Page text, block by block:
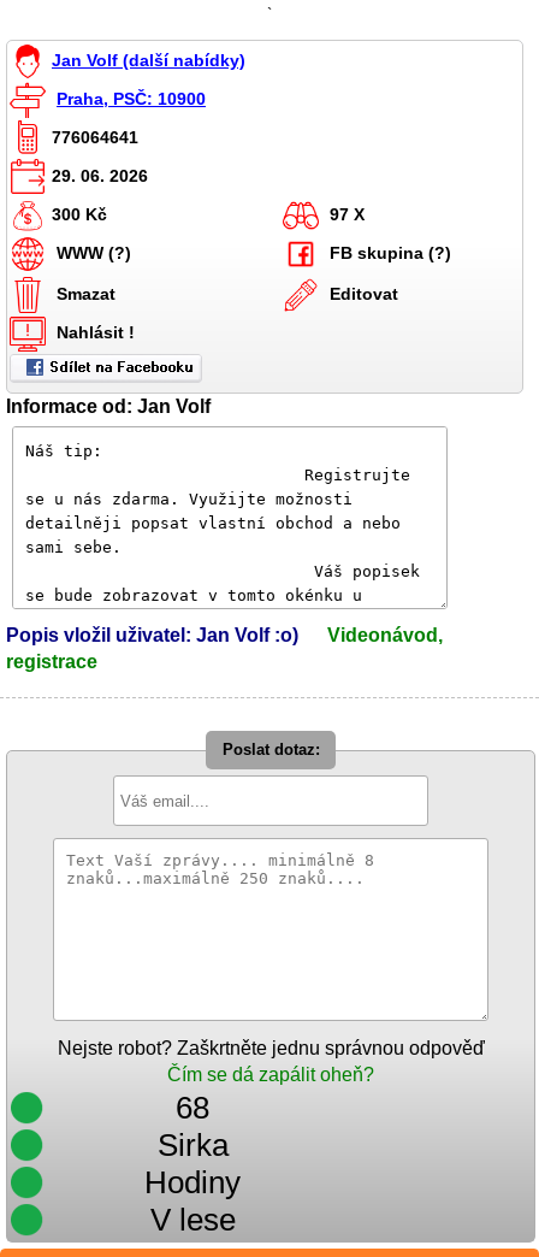
`
Jan Volf (další nabídky)
Praha, PSČ: 10900
776064641
29. 06. 2026
300 Kč
97 X
WWW (?)
FB skupina (?)
Smazat
Editovat
Nahlásit !
Informace od: Jan Volf
Popis vložil uživatel: Jan Volf :o)
Videonávod,
registrace
Poslat dotaz:
Nejste robot? Zaškrtněte jednu správnou odpověď
Čím se dá zapálit oheň?
68
Sirka
Hodiny
V lese